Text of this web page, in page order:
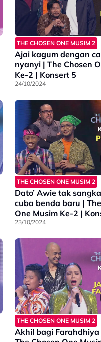
THE CHOSEN ONE MUSIM 2
Ajai kagum dengan
nyanyi | The Chosen
Ke-2 | Konsert 5
24/10/2024
THE CHOSEN ONE MUSIM 2
Dato’ Awie tak
cuba benda baru |
One Musim Ke-2 |
23/10/2024
THE CHOSEN ONE MUSIM 2
Akhil bagi